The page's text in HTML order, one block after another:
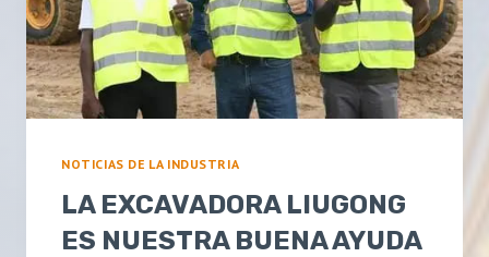
NOTICIAS DE LA INDUSTRIA
LA EXCAVADORA LIUGONG
ES NUESTRA BUENA AYUDA